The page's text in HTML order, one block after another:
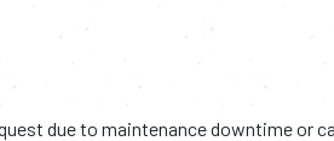
due to maintenance downtime or